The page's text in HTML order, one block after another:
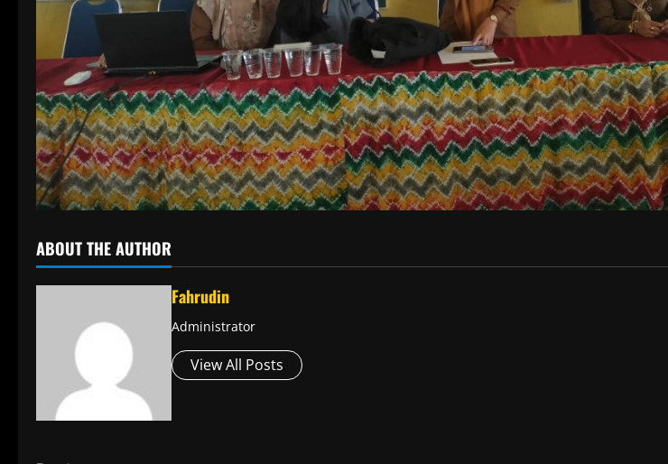
ABOUT THE AUTHOR
Fahrudin
Administrator
View All Posts